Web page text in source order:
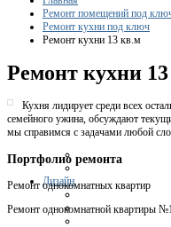
Дизайн
Ремонт помещений под
Ремонт кухни под ключ
Ремонт кухни 13 кв.м
Ремонт кухни
Кухня лидирует среди всех
семейного ужина, обсуждают
мы справимся с задачами любой
Портфолио ремонта
Ремонт однокомнатных квартир
Ремонт однокомнатной квартиры